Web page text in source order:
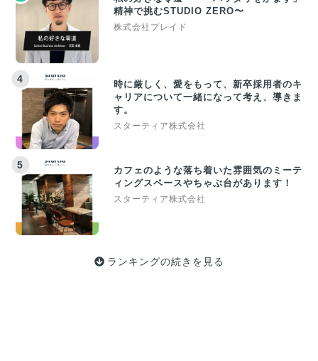
精神で挑むSTUDIO ZERO〜
株式会社プレイド
4
時に厳しく、愛をもって、新卒採用者のキ
ャリアについて一緒になって考え、導きま
す。
スターティア株式会社
5
カフェのような落ち着いた雰囲気のミーテ
ィングスペースやちゃぶ台があります！
スターティア株式会社
ランキングの続きを見る